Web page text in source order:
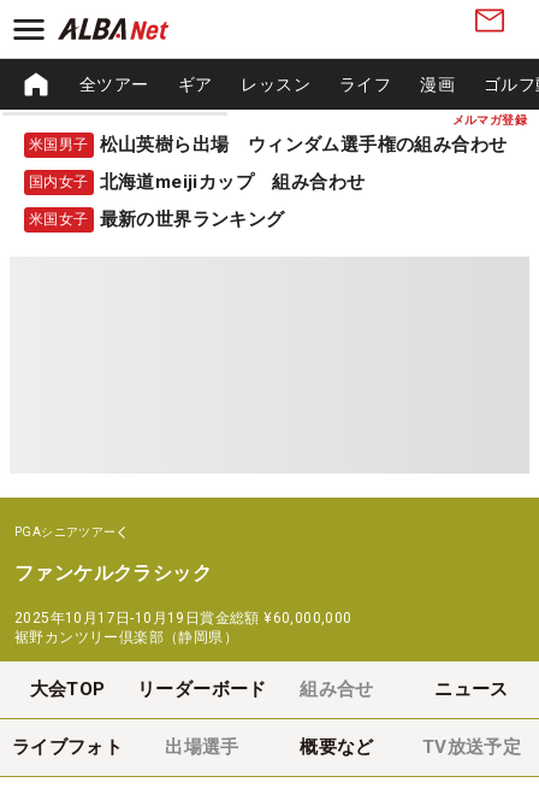
メルマガ登録
全ツアー ギア レッスン ライフ 漫画 ゴル
米国男子 松山英樹ら出場 ウィンダム選手権の組み合わせ
国内女子 北海道meijiカップ 組み合わせ
米国女子 最新の世界ランキング
PGAシニアツアー
ファンケルクラシック
2025年10月17日-10月19日賞金総額 ¥60,000,000
裾野カンツリー倶楽部（静岡県）
大会TOP リーダーボード 組み合せ ニュース
ライブフォト 出場選手 概要など TV放送予定